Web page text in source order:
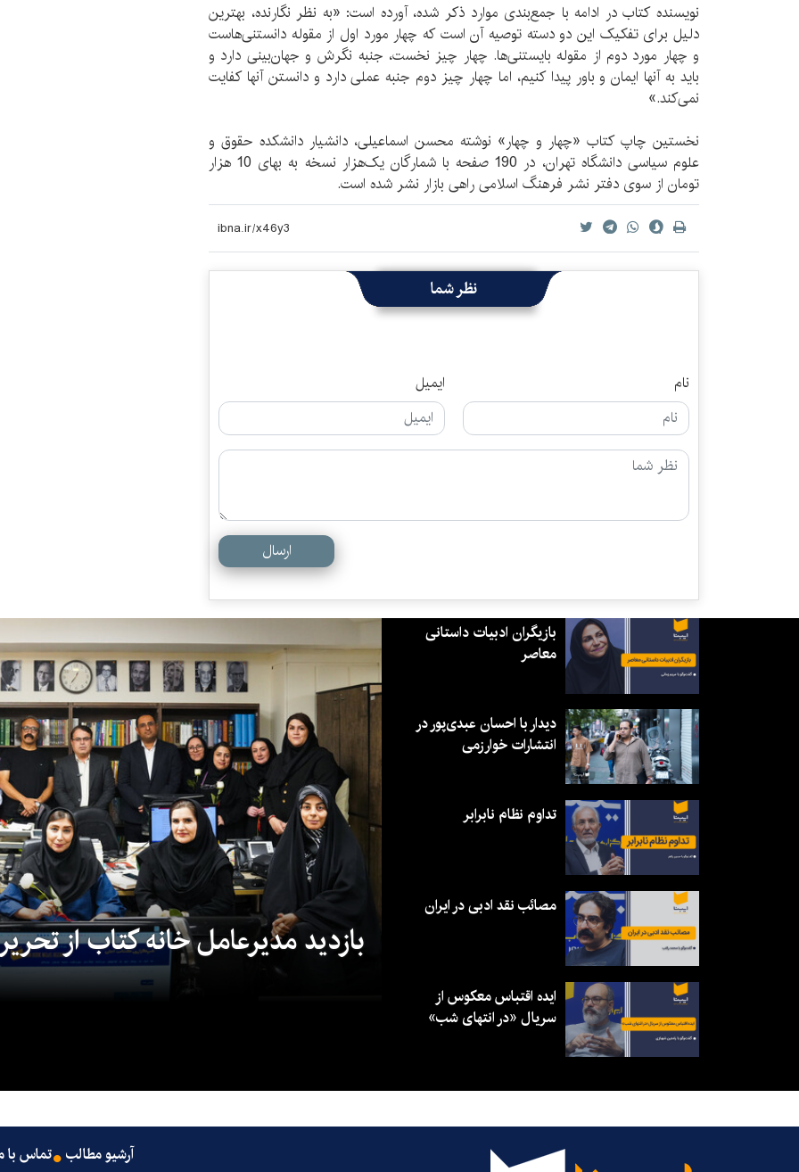
نویسنده کتاب در ادامه با جمع‌بندی موارد ذکر شده، آورده است: «به نظر نگارنده، بهترین
دلیل برای تفکیک این دو دسته توصیه آن است که چهار مورد اول از مقوله دانستنی‌هاست
و چهار مورد دوم از مقوله بایستنی‌ها. چهار چیز نخست، جنبه نگرش و جهان‌بینی دارد و
باید به آنها ایمان و باور پیدا کنیم، اما چهار چیز دوم جنبه عملی دارد و دانستن آنها کفایت
نمی‌کند.»
نخستین چاپ کتاب «چهار و چهار» نوشته محسن اسماعیلی، دانشیار دانشکده حقوق و
علوم سیاسی دانشگاه تهران، در 190 صفحه با شمارگان یک‌‌هزار نسخه به بهای 10 هزار
تومان از سوی دفتر نشر فرهنگ اسلامی راهی بازار نشر شده است.
نظر شما
نام ایمیل
ارسال
بازدید مدیرعامل خانه کتاب از
بازیگران ادبیات داستانی
معاصر
دیدار با احسان عبدی‌پور در
انتشارات خوارزمی
تداوم نظام نابرابر
مصائب نقد ادبی در ایران
ایده اقتباس معکوس از
سریال «در انتهای شب»
آرشیو مطالب تماس با